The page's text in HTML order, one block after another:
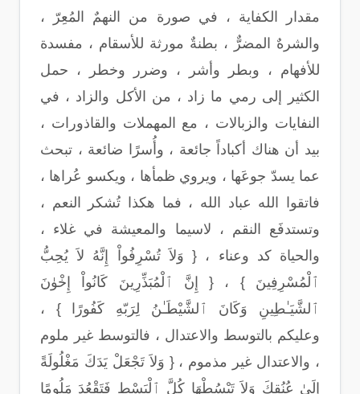
مقدار الكفاية ، في صورة من النهمٌ المُعِرّ ،
والشرهٌ المضرٌّ ، بطنةٌ مورثة للأسقام ، مفسدة
للأفهام ، وبطر وأشر ، وضرر وخطر ، حمل
الكثير إلى رمي ما زاد ، من الأكل والزاد ، في
النفايات والزبالات ، مع المهملات والقاذورات ،
بيد أن هناك أكباداً جائعة ، وأُسرًا ضائعة ، تبحث
عما يسدّ جوعَها ، ويروي ظمأها ، ويكسو عُراها ،
فاتقوا الله عباد الله ، فما هكذا تُشكر النعم ،
وتستدفَع النقم ، لاسيما والمعيشة في غلاء ،
والحياة كد وعناء ، { وَلاَ تُسْرِفُواْ إِنَّهُ لاَ يُحِبُّ
ٱلْمُسْرِفِينَ } ، { إِنَّ ٱلْمُبَذِّرِينَ كَانُواْ إِخْوٰنَ
ٱلشَّيَـٰطِينِ وَكَانَ ٱلشَّيْطَـٰنُ لِرَبّهِ كَفُورًا } ،
وعليكم بالتوسط والاعتدال ، فالتوسط غير ملوم
، والاعتدال غير مذموم ، { وَلاَ تَجْعَلْ يَدَكَ مَغْلُولَةً
إِلَىٰ عُنُقِكَ وَلاَ تَبْسُطْهَا كُلَّ ٱلْبَسْطِ فَتَقْعُدَ مَلُومًا